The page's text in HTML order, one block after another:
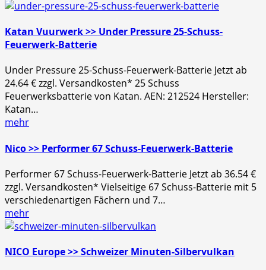
Katan Vuurwerk >> Under Pressure 25-Schuss-
Feuerwerk-Batterie
Under Pressure 25-Schuss-Feuerwerk-Batterie Jetzt ab
24.64 € zzgl. Versandkosten* 25 Schuss
Feuerwerksbatterie von Katan. AEN: 212524 Hersteller:
Katan…
mehr
Nico >> Performer 67 Schuss-Feuerwerk-Batterie
Performer 67 Schuss-Feuerwerk-Batterie Jetzt ab 36.54 €
zzgl. Versandkosten* Vielseitige 67 Schuss-Batterie mit 5
verschiedenartigen Fächern und 7…
mehr
NICO Europe >> Schweizer Minuten-Silbervulkan